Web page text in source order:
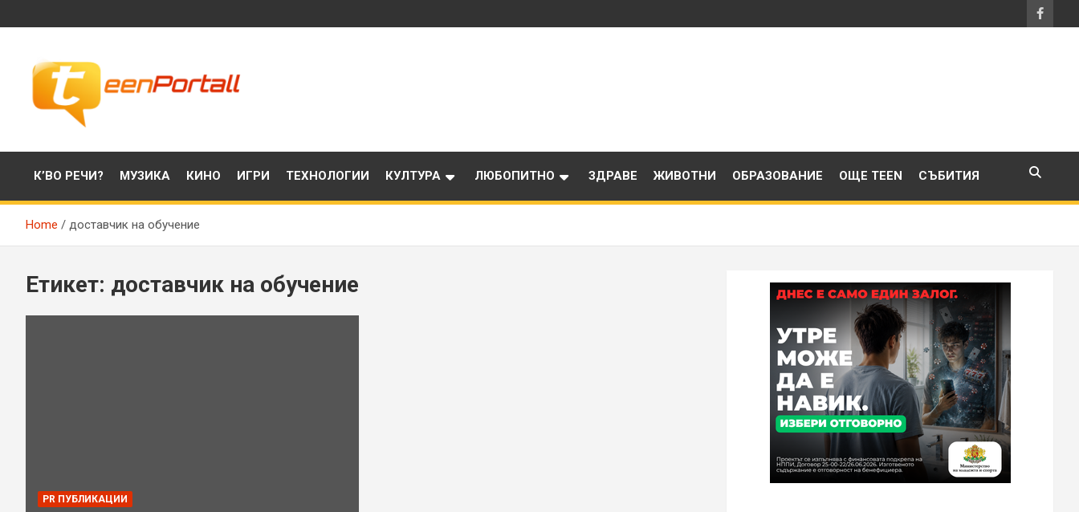
to
TeenPortall
К’ВО РЕЧИ? МУЗИКА КИНО ИГРИ ТЕХНОЛОГИИ КУЛТУРА ЛЮБОПИТНО ЗДРАВЕ ЖИВОТНИ ОБРАЗОВАНИЕ ОЩЕ TEEN СЪБИТИЯ
Home доставчик на обучение
Етикет: доставчик на обучение
PR ПУБЛИКАЦИИ